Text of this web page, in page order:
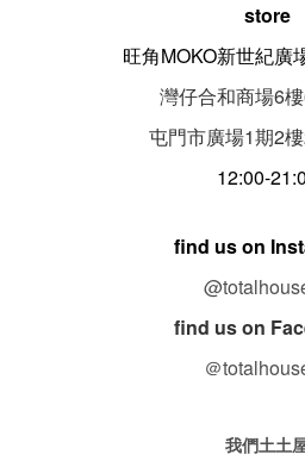
store
旺角MOKO新世紀廣
灣仔合和商場6
屯門市廣場1期2樓
12:00-
find us on
find us on
＠
我們土土